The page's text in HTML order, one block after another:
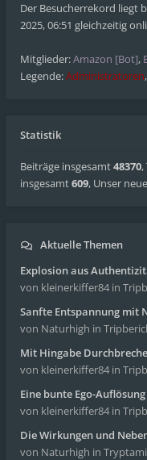
Der Besucherrekord liegt
2025, 06:51 gleichzeitig
Mitglieder:Amazon [Bot],
Legende:Administratoren,
Statistik
Beiträge insgesamt48370,
insgesamt609, Unser
Aktuelle Themen
Explosion aus
von kleinerkiffer84 in
Sanfte Entspannung mit
von Naturhigh in
Mit Hingabe
von kleinerkiffer84 in
Eine bunte Ego-
von kleinerkiffer84 in
Die Wirkungen und
von Naturhigh in